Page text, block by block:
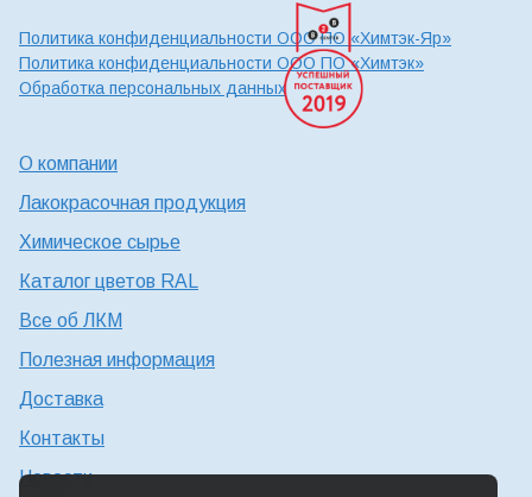
Политика конфиденциальности ООО ПО «Химтэк-Яр»
Политика конфиденциальности ООО ПО «Химтэк»
Обработка персональных данных
О компании
Лакокрасочная продукция
Химическое сырье
Каталог цветов RAL
Все об ЛКМ
Полезная информация
Доставка
Контакты
Новости